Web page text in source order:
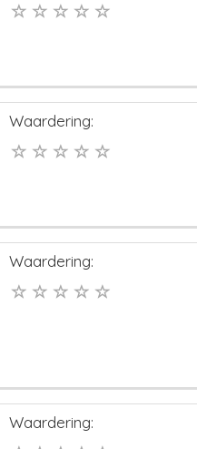
Waardering:
Waardering:
Waardering: